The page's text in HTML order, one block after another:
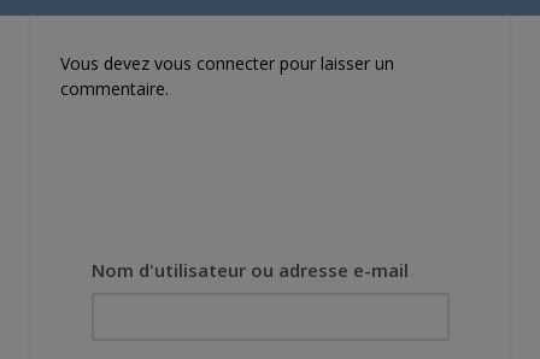
Vous devez vous connecter pour laisser un
commentaire.
Nom d'utilisateur ou adresse e-mail